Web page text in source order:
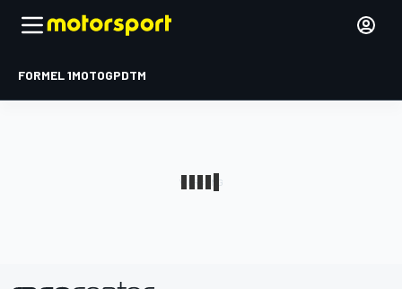
FORMEL 1MOTOGPDTM